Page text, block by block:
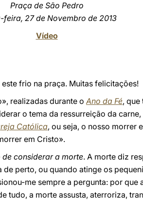
Praça de São Pedro
feira, 27 de Novembro de 2013
Vídeo
frio na praça. Muitas felicitações!
realizadas durante o Ano da Fé,
o tema da ressurreição da
Católica, ou seja, o nosso morrer
em Cristo».
considerar a morte. A morte diz
perto, ou quando atinge os
me sempre a pergunta: por que
tudo, a morte assusta, aterroriza,